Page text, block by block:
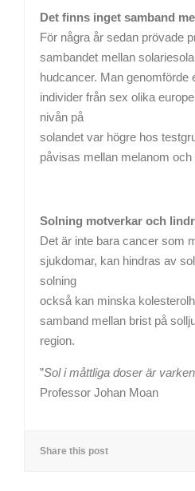
Det finns inget samband
För några år sedan prövade
sambandet mellan
hudcancer. Man genomförde
individer från sex olika
nivån på
solandet var högre hos
påvisas mellan melanom
Solning motverkar och
Det är inte bara cancer som
sjukdomar, kan hindras av
solning
också kan minska
samband mellan brist på
region.
”Sol i måttliga doser är
Professor Johan Moan
Share this post